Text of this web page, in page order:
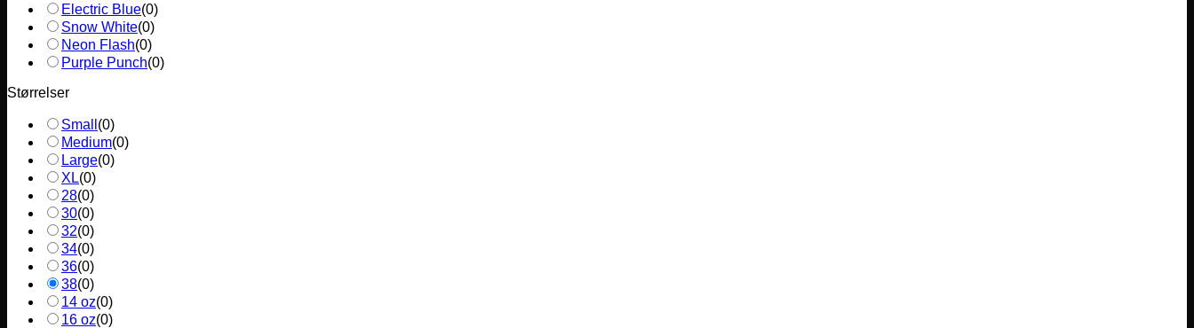
Electric Blue(0)
Snow White(0)
Neon Flash(0)
Purple Punch(0)
Størrelser
Small (0)
Medium(0)
Large(0)
XL(0)
28(0)
30(0)
32(0)
34(0)
36(0)
38(0)
14 oz(0)
16 oz(0)